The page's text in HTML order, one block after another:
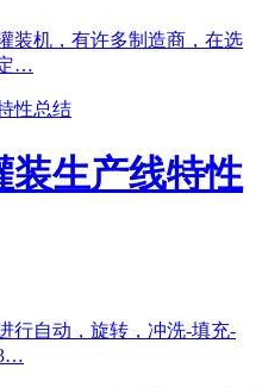
装机，有许多制造商，在选
…
装生产线特性
行自动，旋转，冲洗-填充-